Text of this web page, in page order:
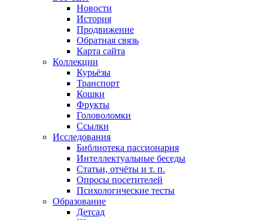
Новости
История
Продвижение
Обратная связь
Карта сайта
Коллекции
Курьёзы
Транспорт
Кошки
Фрукты
Головоломки
Ссылки
Исследования
Библиотека пассионария
Интеллектуальные беседы
Статьи, отчёты и т. п.
Опросы посетителей
Психологические тесты
Образование
Детсад